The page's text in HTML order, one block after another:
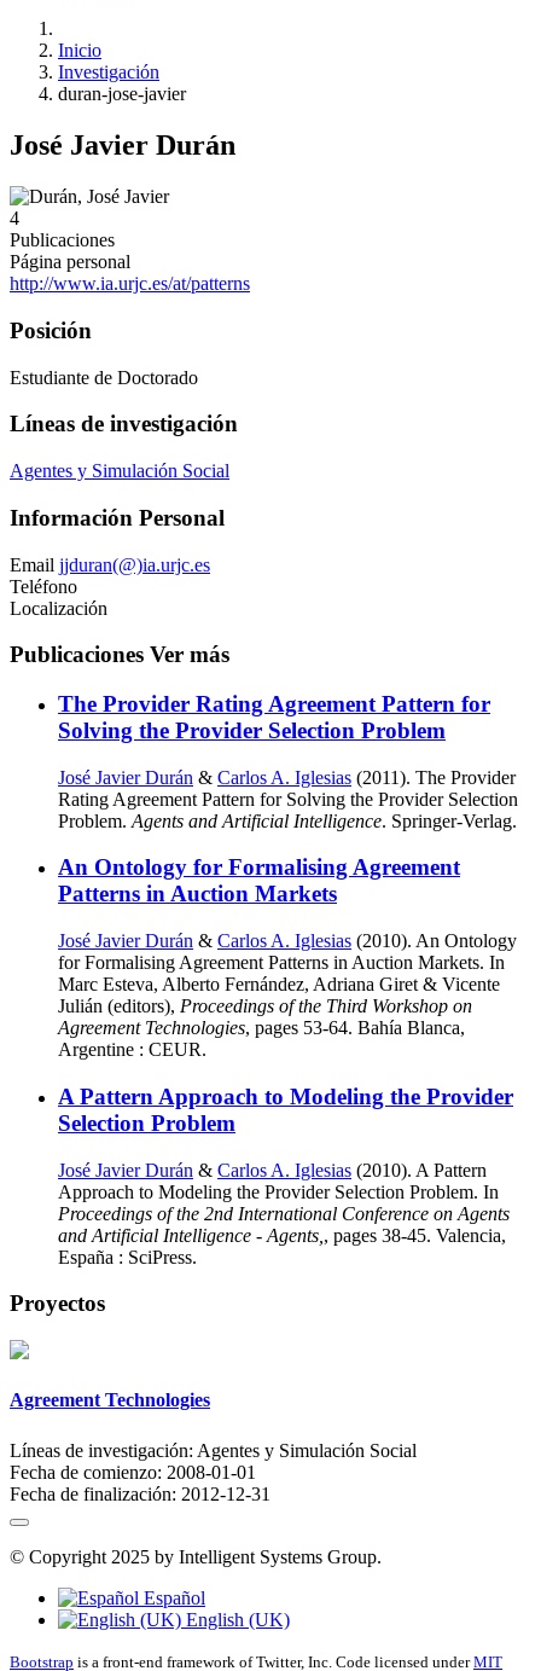
Inicio
Investigación
duran-jose-javier
José Javier Durán
4
Publicaciones
Página personal
http://www.ia.urjc.es/at/patterns
Posición
Estudiante de Doctorado
Líneas de investigación
Agentes y Simulación Social
Información Personal
Email jjduran(@)ia.urjc.es
Teléfono
Localización
Publicaciones Ver más
The Provider Rating Agreement Pattern for
Solving the Provider Selection Problem
José Javier Durán & Carlos A. Iglesias (2011). The Provider
Rating Agreement Pattern for Solving the Provider Selection
Problem. Agents and Artificial Intelligence. Springer-Verlag.
An Ontology for Formalising Agreement
Patterns in Auction Markets
José Javier Durán & Carlos A. Iglesias (2010). An Ontology
for Formalising Agreement Patterns in Auction Markets. In
Marc Esteva, Alberto Fernández, Adriana Giret & Vicente
Julián (editors), Proceedings of the Third Workshop on
Agreement Technologies, pages 53-64. Bahía Blanca,
Argentine : CEUR.
A Pattern Approach to Modeling the Provider
Selection Problem
José Javier Durán & Carlos A. Iglesias (2010). A Pattern
Approach to Modeling the Provider Selection Problem. In
Proceedings of the 2nd International Conference on Agents
and Artificial Intelligence - Agents, , pages 38-45. Valencia,
España : SciPress.
Proyectos
Agreement Technologies
Líneas de investigación: Agentes y Simulación Social
Fecha de comienzo: 2008-01-01
Fecha de finalización: 2012-12-31
© Copyright 2025 by Intelligent Systems Group.
Español
English (UK)
Bootstrap is a front-end framework of Twitter, Inc. Code licensed underMIT